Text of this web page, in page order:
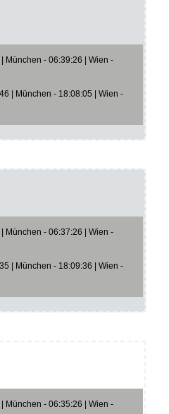
München - 06:39:26 | Wien -
| München - 18:08:05 | Wien -
München - 06:37:26 | Wien -
| München - 18:09:36 | Wien -
München - 06:35:26 | Wien -